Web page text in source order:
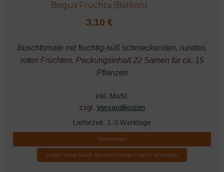
Bogus Fruchta (Balkon)
3,10 €
Buschtomate mit fruchtig-süß schmeckenden, runden,
roten Früchten. Packungsinhalt 22 Samen für ca. 15
Pflanzen
inkl. MwSt.
zzgl. Versandkosten
Lieferzeit: 1-3 Werktage
Weiterlesen
Leider ausverkauft. Benachrichtigen wenn verfügbar